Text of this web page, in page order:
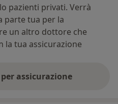
pazienti privati. Verrà
parte tua per la
un altro dottore che
la tua assicurazione
assicurazione